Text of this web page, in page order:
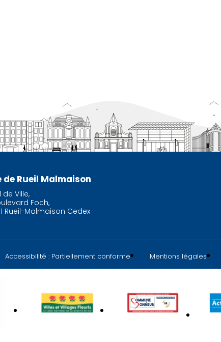
de Rueil Malmaison
de Ville,
Foch,
Rueil-Malmaison Cedex
Accessibilité : Partiellement conforme Mentions légales